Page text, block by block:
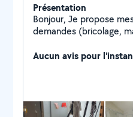
Présentation
Bonjour, Je propose mes services pour tout types de
demandes (bricolage,
et très efficace. Je peux
Aucun avis pour